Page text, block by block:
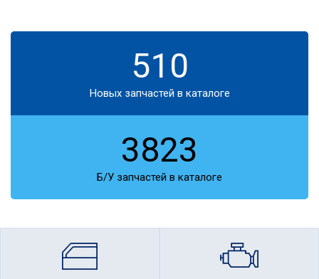
510
Новых запчастей в каталоге
3823
Б/У запчастей в каталоге